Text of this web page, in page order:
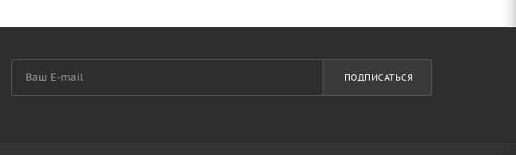
ПОДПИСАТЬСЯ